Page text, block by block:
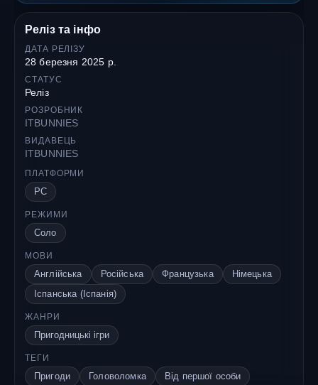
Реліз та інфо
ДАТА РЕЛІЗУ
28 березня 2025 р.
СТАТУС
Реліз
РОЗРОБНИК
ITBUNNIES
ВИДАВЕЦЬ
ITBUNNIES
ПЛАТФОРМИ
PC
РЕЖИМИ
Соло
МОВИ
Англійська Російська Французька
Німецька
Іспанська (Іспанія)
ЖАНРИ
Пригодницькі ігри
ТЕГИ
Пригоди Головоломка Від першої особи